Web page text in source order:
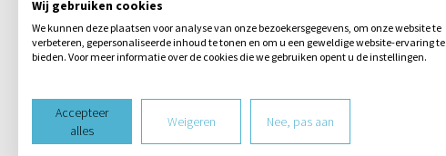
Wij gebruiken cookies
We kunnen deze plaatsen voor analyse van onze bezoekersgegevens, om onze website te
verbeteren, gepersonaliseerde inhoud te tonen en om u een geweldige website-ervaring te
bieden. Voor meer informatie over de cookies die we gebruiken opent u de instellingen.
Accepteer
alles
Weigeren Nee, pas aan